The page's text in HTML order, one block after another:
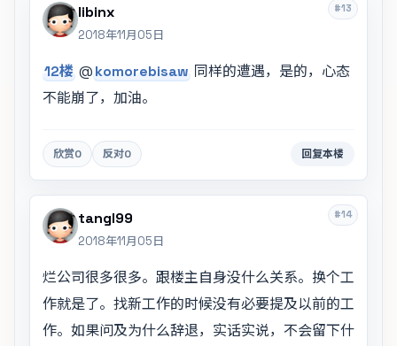
#13
libinx
2018年11月05日
12楼 @komorebisaw 同样的遭遇，是的，心态
不能崩了，加油。
欣赏0 反对0 回复本楼
#14
tangl99
2018年11月05日
烂公司很多很多。跟楼主自身没什么关系。换个工
作就是了。找新工作的时候没有必要提及以前的工
作。如果问及为什么辞退，实话实说，不会留下什